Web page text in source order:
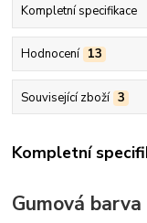
Kompletní specifikace
Hodnocení 13
Související zboží 3
Kompletní
Gumová